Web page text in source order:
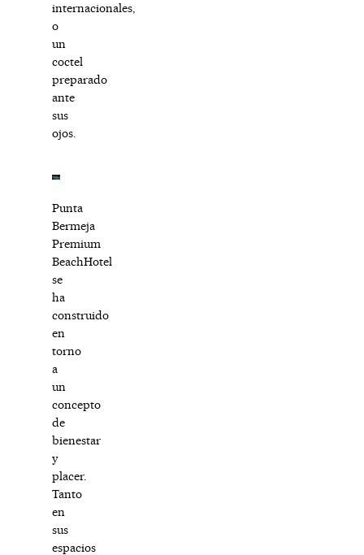
internacionales,
o
un
coctel
preparado
ante
sus
ojos.
Punta
Bermeja
Premium
BeachHotel
se
ha
construido
en
torno
a
un
concepto
de
bienestar
y
placer.
Tanto
en
sus
espacios